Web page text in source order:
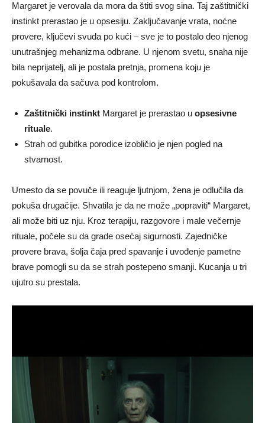
Margaret je verovala da mora da štiti svog sina. Taj zaštitnički
instinkt prerastao je u opsesiju. Zaključavanje vrata, noćne
provere, ključevi svuda po kući – sve je to postalo deo njenog
unutrašnjeg mehanizma odbrane. U njenom svetu, snaha nije
bila neprijatelj, ali je postala pretnja, promena koju je
pokušavala da sačuva pod kontrolom.
Zaštitnički instinkt Margaret je prerastao u opsesivne
rituale.
Strah od gubitka porodice izobličio je njen pogled na
stvarnost.
Umesto da se povuče ili reaguje ljutnjom, žena je odlučila da
pokuša drugačije. Shvatila je da ne može „popraviti“ Margaret,
ali može biti uz nju. Kroz terapiju, razgovore i male večernje
rituale, počele su da grade osećaj sigurnosti. Zajedničke
provere brava, šolja čaja pred spavanje i uvođenje pametne
brave pomogli su da se strah postepeno smanji. Kucanja u tri
ujutro su prestala.